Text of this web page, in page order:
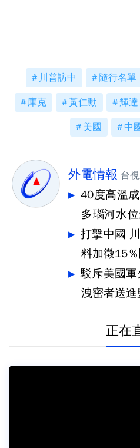
川普訪中 隨行名單
庫克 黃仁勳 輝達
美國 中
外電情報 台
40度高溫
多瑙河水
機
打擊中國
料加徵15
駁斥美國
洩密者送進
正在